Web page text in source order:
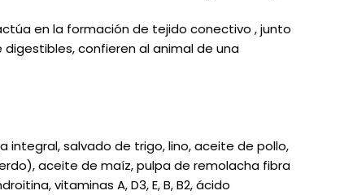
en la formación de tejido conectivo , junto
confieren al animal de una
integral, salvado de trigo, lino, aceite de pollo,
aceite de maíz, pulpa de remolacha fibra
vitaminas A, D3, E, B, B2, ácido